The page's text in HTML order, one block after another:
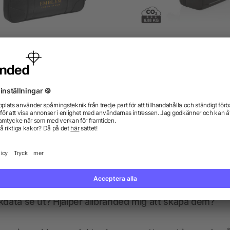
datorväska
Vi har svaren.
se ut? Hjälper allbranded mig att skapa dem?